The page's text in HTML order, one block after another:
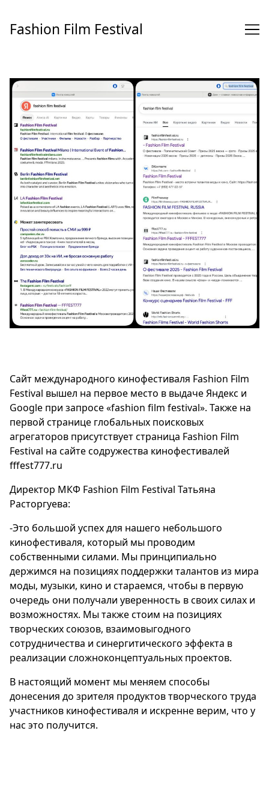
содержимому
Fashion Film Festival
Сайт международного кинофестиваля Fashion Film
Festival вышел на первое место в выдаче Яндекс и
Google при запросе «fashion film festival». Также на
первой странице глобальных поисковых
агрегаторов присутствует страница Fashion Film
Festival на сайте содружества кинофестивалей
fffest777.ru
Директор МКФ Fashion Film Festival Татьяна
Расторгуева:
-Это большой успех для нашего небольшого
кинофестиваля, который мы проводим
собственными силами. Мы принципиально
держимся на позициях поддержки талантов из мира
моды, музыки, кино и стараемся, чтобы в первую
очередь они получали уверенность в своих силах и
возможностях. Мы также стоим на позициях
творческих союзов, взаимовыгодного
сотрудничества и синергитического эффекта в
реализации сложноконцептуальных проектов.
В настоящий момент мы меняем способы
донесения до зрителя продуктов творческого труда
участников кинофестиваля и искренне верим, что у
нас это получится.